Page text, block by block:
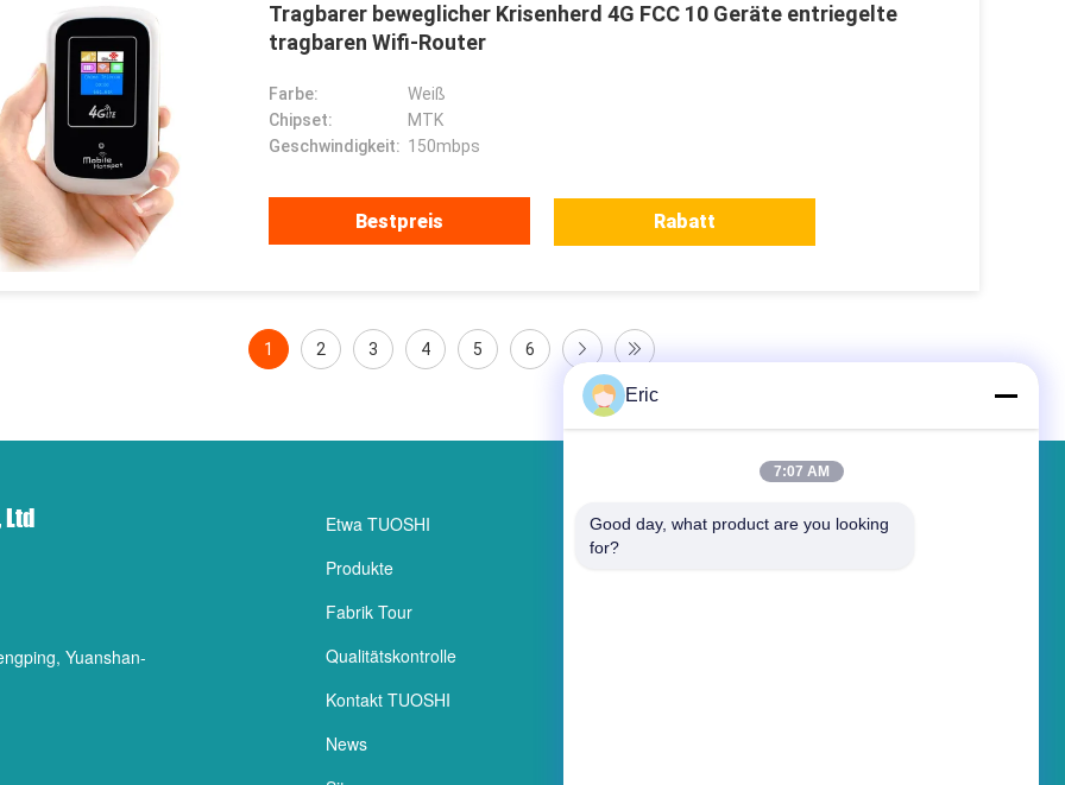
Tragbarer beweglicher Krisenherd 4G FCC 10 Geräte entriegelte
tragbaren Wifi-Router
Farbe:
Weiß
Chipset:
MTK
Geschwindigkeit: 150mbps
Bestpreis Rabatt
1 2 3 4 5 6
Ltd
Yuanshan-
Etwa TUOSHI
Produkte
Fabrik Tour
Qualitätskontrolle
Kontakt TUOSHI
News
Hinterlass eine Nachricht
Eric
7:07 AM
Good day, what product are you looking
for?